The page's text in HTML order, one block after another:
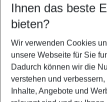
Find the perfect deal which
Your departure airport
Any airport
Select your date range
10/08/26–08/08/27
Who will travel
2 adults No children
Ihnen das beste
bieten?
Wir verwenden Cookies
unsere Webseite für Sie
Dadurch können wir die
verstehen und
Inhalte, Angebote und